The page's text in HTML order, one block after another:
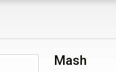
Mash